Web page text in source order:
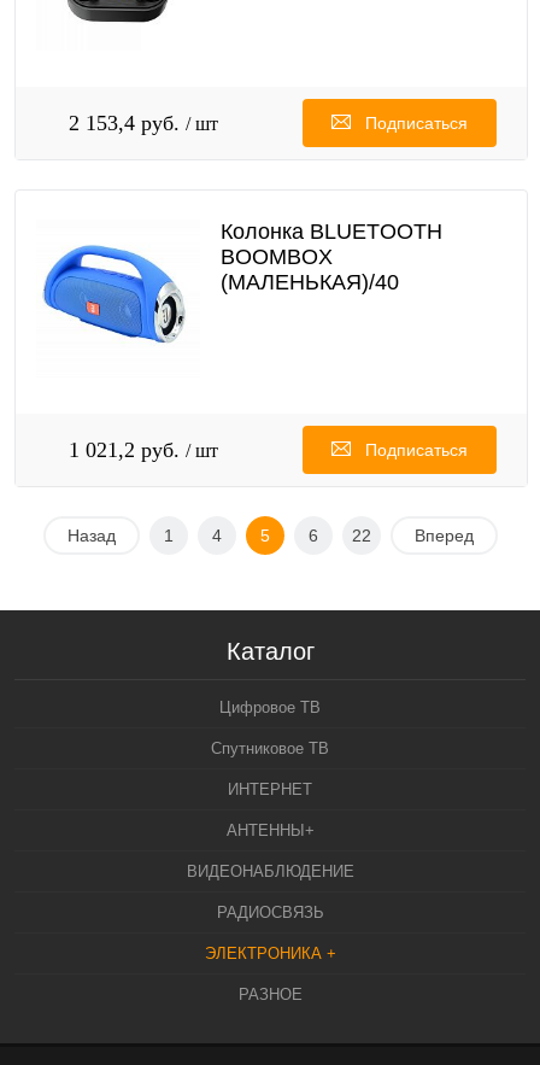
2 153,4 руб. / шт Подписаться
Колонка BLUETOOTH
BOOMBOX
(МАЛЕНЬКАЯ)/40
1 021,2 руб. / шт Подписаться
Назад 1 4 5 6 22 Вперед
Каталог
Цифровое ТВ
Спутниковое ТВ
ИНТЕРНЕТ
АНТЕННЫ+
ВИДЕОНАБЛЮДЕНИЕ
РАДИОСВЯЗЬ
ЭЛЕКТРОНИКА +
РАЗНОЕ